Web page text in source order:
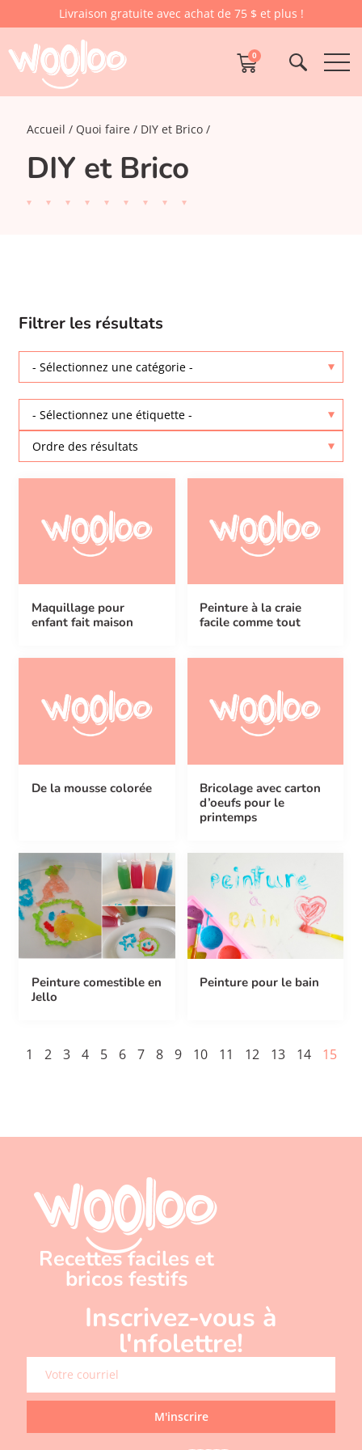
Livraison gratuite avec achat de 75 $ et plus !
0
Accueil Quoi faire DIY et Brico
DIY et Brico
Filtrer les résultats
Maquillage pour
enfant fait maison
Peinture à la craie
facile comme tout
De la mousse colorée
Bricolage avec carton
d’oeufs pour le
printemps
Peinture comestible en
Jello
Peinture pour le bain
1 2 3 4 5 6 7 8 9 10 11 12 13 14 15
Recettes faciles et
bricos festifs
Inscrivez-vous à
l'nfolettre!
M'inscrire